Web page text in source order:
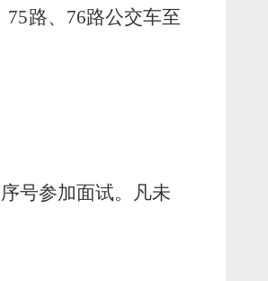
75路、 76路公交车至
号参加面试。凡未